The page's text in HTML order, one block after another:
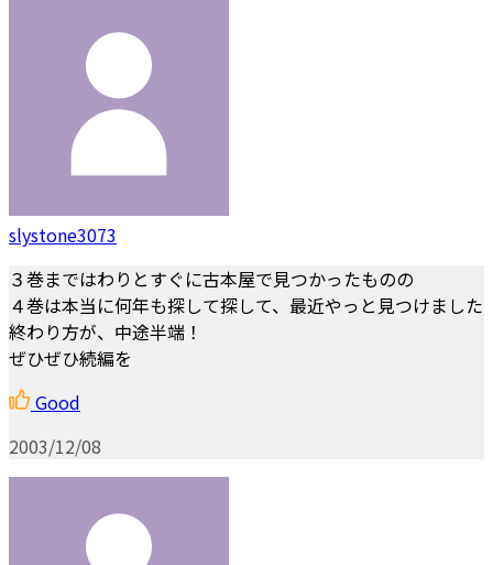
slystone3073
３巻まではわりとすぐに古本屋で見つかったものの
４巻は本当に何年も探して探して、最近やっと見つけました
終わり方が、中途半端！
ぜひぜひ続編を
Good
2003/12/08